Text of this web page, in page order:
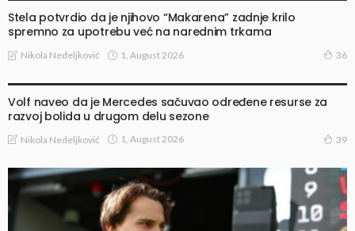
Stela potvrdio da je njihovo “Makarena” zadnje krilo
spremno za upotrebu već na narednim trkama
Nikola Nedeljković 1, August 2026 36
Volf naveo da je Mercedes sačuvao određene resurse za
razvoj bolida u drugom delu sezone
Nikola Nedeljković 1, August 2026 39